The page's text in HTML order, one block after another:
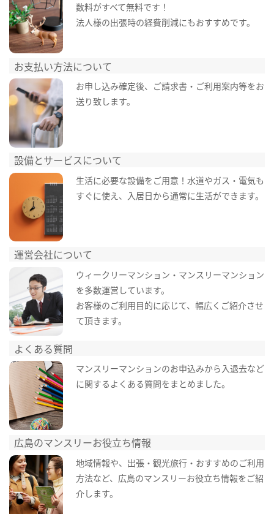
数料がすべて無料です！
法人様の出張時の経費削減にもおすすめです。
お支払い方法について
お申し込み確定後、ご請求書・ご利用案内等をお
送り致します。
設備とサービスについて
生活に必要な設備をご用意！水道やガス・電気も
すぐに使え、入居日から通常に生活ができます。
運営会社について
ウィークリーマンション・マンスリーマンション
を多数運営しています。
お客様のご利用目的に応じて、幅広くご紹介させ
て頂きます。
よくある質問
マンスリーマンションのお申込みから入退去など
に関するよくある質問をまとめました。
広島のマンスリーお役立ち情報
地域情報や、出張・観光旅行・おすすめのご利用
方法など、広島のマンスリーお役立ち情報をご紹
介します。